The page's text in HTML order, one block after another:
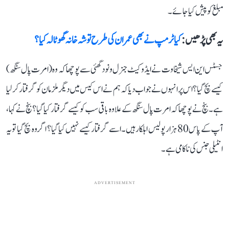
مبلغ کو پیش کیا جائے۔
یہ بھی پڑھیں :کیا ٹرمپ نے بھی عمران کی طرح توشہ خانہ گھوٹالہ کیا؟
جسٹس این ایس شیخاوت نے ایڈوکیٹ جنرل ونود گھئی سے پوچھا کہ وہ (امرت پال سنگھ)
کیسے بچ گیا؟ اس پر انہوں نے جواب دیا کہ ہم نے اس کیس میں دیگر ملزمان کو گرفتار کر لیا
ہے۔ بنچ نے پوچھا کہ امرت پال سنگھ کے علاوہ باقی سب کو کیسے گرفتار کیا گیا؟ بنچ نے کہا،
آپ کے پاس 80 ہزار پولیس اہلکار ہیں۔ اسے گرفتار کیسے نہیں کیا گیا؟ اگر وہ بچ گیا تو یہ
انٹیلی جنس کی ناکامی ہے۔
ADVERTISEMENT